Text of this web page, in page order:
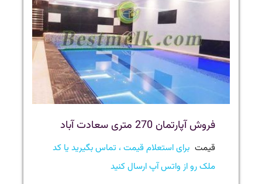
فروش آپارتمان 270 متری سعادت آباد
قیمت برای استعلام قیمت ، تماس بگیرید یا کد
ملک رو از واتس آپ ارسال کنید